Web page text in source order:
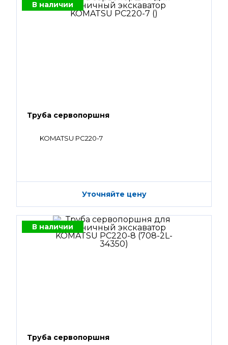
В наличии
Труба сервопоршня
KOMATSU PC220-7
Уточняйте цену
В наличии
Труба сервопоршня